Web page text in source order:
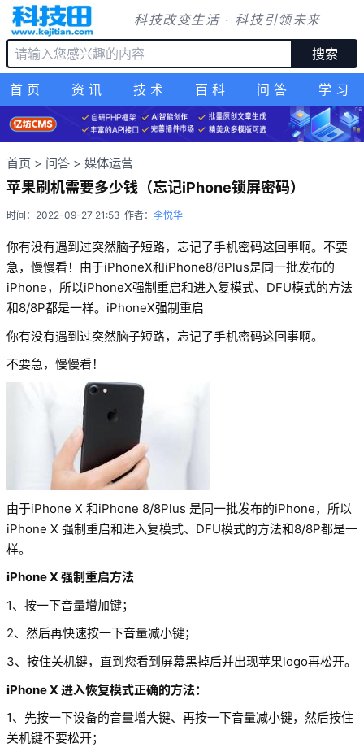
科技改变生活 · 科技引领未来
搜索
首页 资讯 技术 百科 问答 学习
首页 > 问答 > 媒体运营
苹果刷机需要多少钱（忘记iPhone锁屏密码）
时间：2022-09-27 21:53 作者： 李悦华
你有没有遇到过突然脑子短路，忘记了手机密码这回事啊。不要
急，慢慢看！由于iPhoneX和iPhone8/8Plus是同一批发布的
iPhone，所以iPhoneX强制重启和进入复模式、DFU模式的方法
和8/8P都是一样。iPhoneX强制重启
你有没有遇到过突然脑子短路，忘记了手机密码这回事啊。
不要急，慢慢看！
由于iPhone X 和iPhone 8/8Plus 是同一批发布的iPhone，所以
iPhone X 强制重启和进入复模式、DFU模式的方法和8/8P都是一
样。
iPhone X 强制重启方法
1、按一下音量增加键；
2、然后再快速按一下音量减小键；
3、按住关机键，直到您看到屏幕黑掉后并出现苹果logo再松开。
iPhone X 进入恢复模式正确的方法：
1、先按一下设备的音量增大键、再按一下音量减小键，然后按住
关机键不要松开；